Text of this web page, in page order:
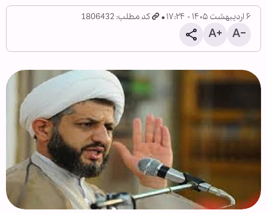
۶ اردیبهشت ۱۴۰۵ - ۱۷:۲۴ کد مطلب: 1806432